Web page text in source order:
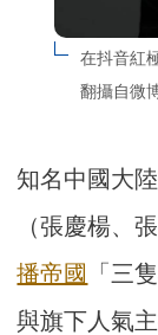
在抖音紅
翻攝自微博
知名中國大陸
（張慶楊、
播帝國
「三
與旗下人氣